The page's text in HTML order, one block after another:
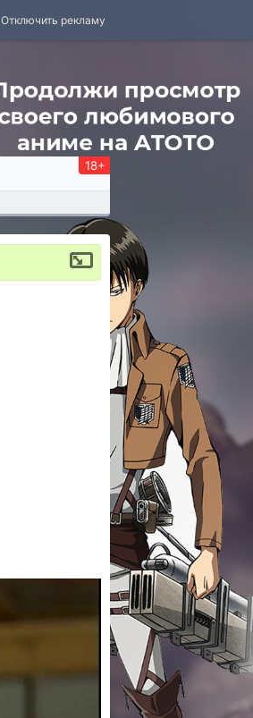
Отключить рекламу
18+